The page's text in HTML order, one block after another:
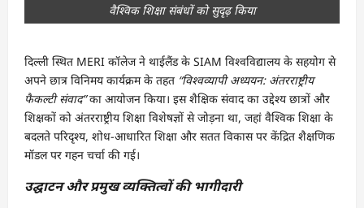
वैश्विक शिक्षा संबंधों को सुदृढ़ किया
दिल्ली स्थित MERI कॉलेज ने थाईलैंड के SIAM विश्वविद्यालय के सहयोग से
अपने छात्र विनिमय कार्यक्रम के तहत “विश्वव्यापी अध्ययन: अंतरराष्ट्रीय
फैकल्टी संवाद”का आयोजन किया। इस शैक्षिक संवाद का उद्देश्य छात्रों और
शिक्षकों को अंतरराष्ट्रीय शिक्षा विशेषज्ञों से जोड़ना था, जहां वैश्विक शिक्षा के
बदलते परिदृश्य, शोध-आधारित शिक्षा और सतत विकास पर केंद्रित शैक्षणिक
मॉडल पर गहन चर्चा की गई।
उद्घाटन और प्रमुख व्यक्तित्वों की भागीदारी